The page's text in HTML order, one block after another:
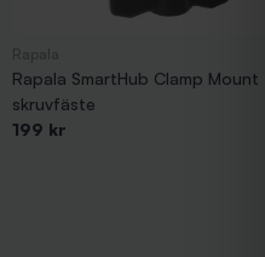
Rapala SmartHub Clamp Mount
skruvfäste
199 kr